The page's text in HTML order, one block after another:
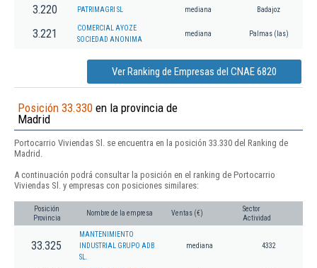
3.220 PATRIMAGRI SL mediana Badajoz
3.221
COMERCIAL AYOZE
SOCIEDAD ANONIMA
mediana Palmas (las)
Ver Ranking de Empresas del CNAE 6820
Posición 33.330 en la provincia de
Madrid
Portocarrio Viviendas Sl. se encuentra en la posición 33.330 del Ranking de
Madrid.
A continuación podrá consultar la posición en el ranking de Portocarrio
Viviendas Sl. y empresas con posiciones similares:
Posición
Provincia
Nombre de la empresa Ventas (€)
Sector
Actividad
33.325
MANTENIMIENTO
INDUSTRIAL GRUPO ADB
SL.
mediana 4332